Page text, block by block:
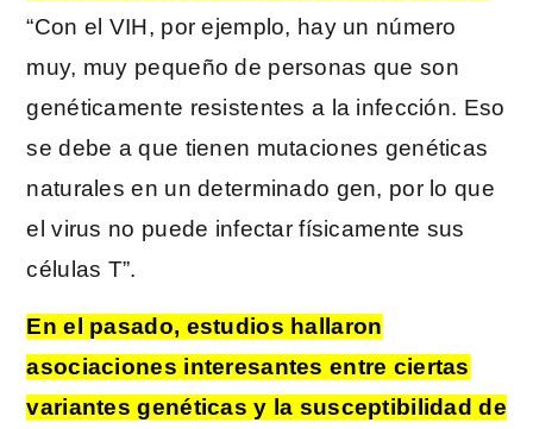
“Con el VIH, por ejemplo, hay un número
muy, muy pequeño de personas que son
genéticamente resistentes a la infección. Eso
se debe a que tienen mutaciones genéticas
naturales en un determinado gen, por lo que
el virus no puede infectar físicamente sus
células T”.
En el pasado, estudios hallaron
asociaciones interesantes entre ciertas
variantes genéticas y la susceptibilidad de